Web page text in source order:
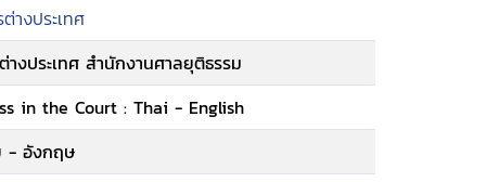
างประเทศ
งประเทศ สำนักงานศาลยุติธรรม
in the Court : Thai - English
- อังกฤษ